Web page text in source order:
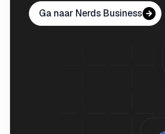
Ga naar Nerds Business